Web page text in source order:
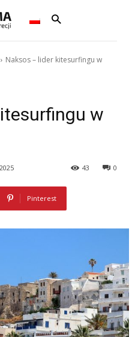
Naksos – lider kitesurfingu w
w
0
43
Pinterest